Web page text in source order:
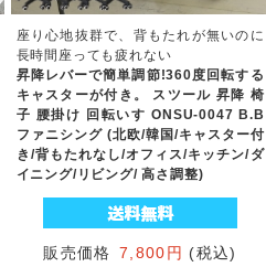
座り心地抜群で、背もたれが無いのに
長時間座っても疲れない
昇降レバーで簡単調節!360度回転する
キャスターが付き。 スツール 昇降 椅
子 腰掛け 回転いす ONSU-0047 B.B
ファニシング (北欧/韓国/キャスター付
き/背もたれなし/オフィス/キッチン/ダ
イニング/リビング/ 高さ調整)
販売価格 7,800円 (税込)